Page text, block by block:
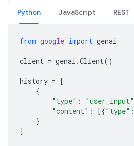
Python JavaScript REST
from google import genai
client = genai .Client()
history = [
{
"type" : "user_input"
"content" : [{"type" :
}
]